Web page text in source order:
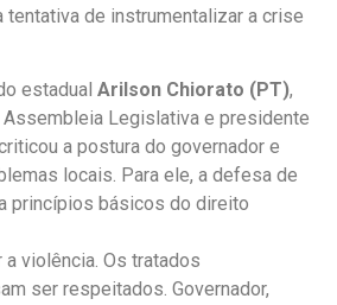
tentativa de instrumentalizar a crise
estadual Arilson Chiorato (PT),
Assembleia Legislativa e presidente
a postura do governador e
locais. Para ele, a defesa de
princípios básicos do direito
a violência. Os tratados
ser respeitados. Governador,